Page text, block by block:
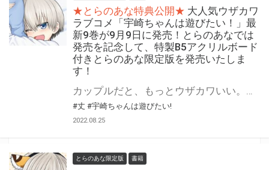
★とらのあな特典公開★ 大人気ウザカワ
ラブコメ「宇崎ちゃんは遊びたい！」最
新9巻が9月9日に発売！とらのあなでは
発売を記念して、特製B5アクリルボード
付きとらのあな限定版を発売いたしま
す！
#丈 #宇崎ちゃんは遊びたい!
2022.08.25
とらのあな限定版 書籍